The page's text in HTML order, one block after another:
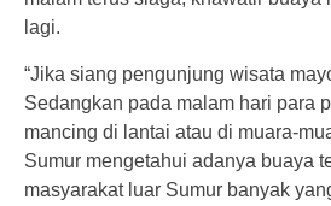
lagi.
“Jika siang pengunjung wisata
Sedangkan pada malam hari para
mancing di lantai atau di muara-
Sumur mengetahui adanya buaya
masyarakat luar Sumur banyak